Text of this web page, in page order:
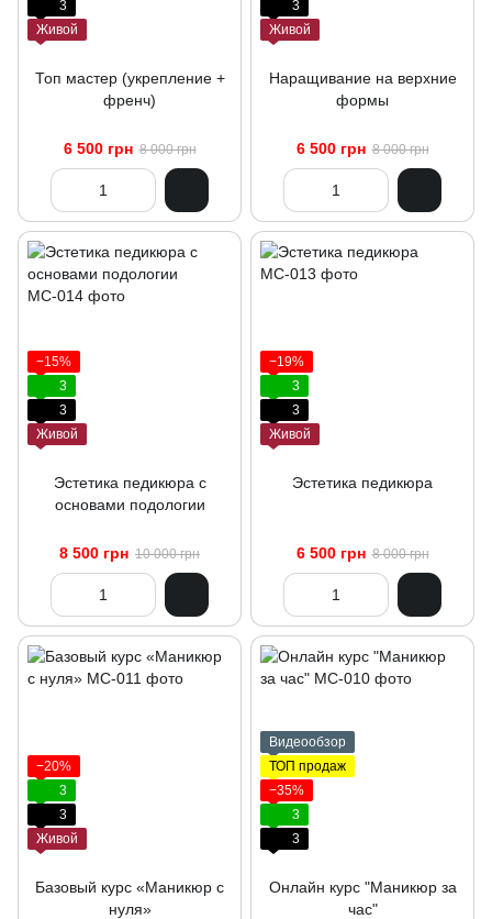
3
Живой
Топ мастер (укрепление +
френч)
6 500 грн 8 000 грн
3
Живой
Наращивание на верхние
формы
6 500 грн 8 000 грн
−15%
3
3
Живой
Эстетика педикюра с
основами подологии
8 500 грн 10 000 грн
−19%
3
3
Живой
Эстетика педикюра
6 500 грн 8 000 грн
−20%
3
3
Живой
Базовый курс «Маникюр с
нуля»
Видеообзор
ТОП продаж
−35%
3
3
Онлайн курс "Маникюр за
час"